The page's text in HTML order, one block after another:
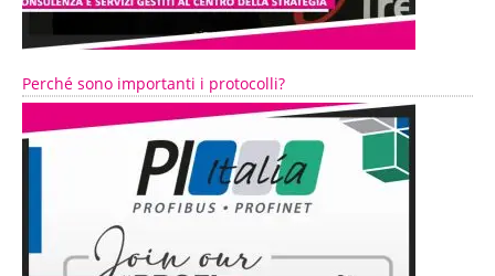
Perché sono importanti i protocolli?